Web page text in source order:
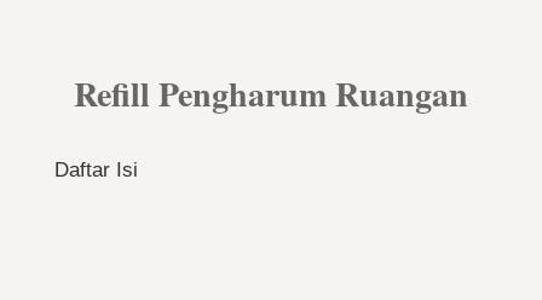
Refill Pengharum Ruangan
Daftar Isi